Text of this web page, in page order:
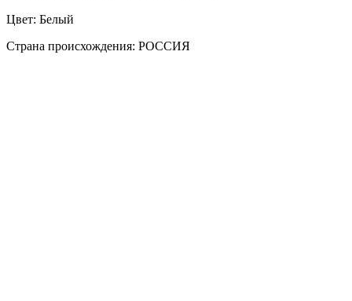
Цвет: Белый
Страна происхождения: РОССИЯ